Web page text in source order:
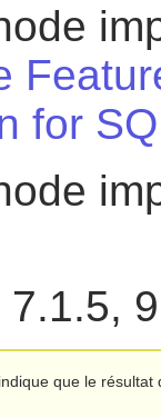
for
7.1.5,
que le